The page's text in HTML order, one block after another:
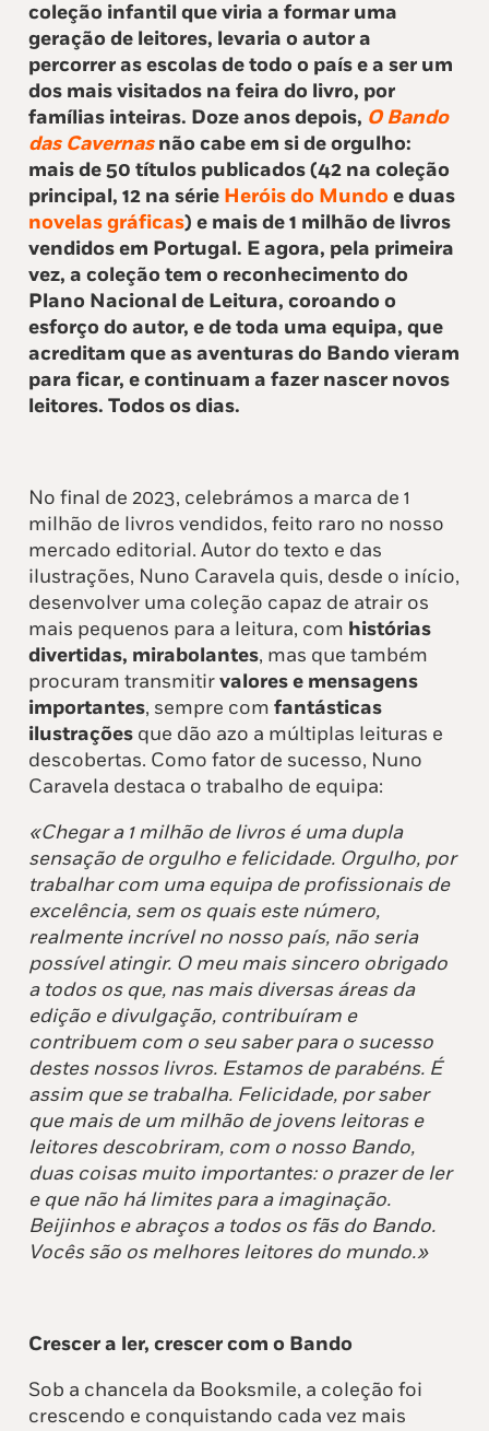
coleção infantil que viria a formar uma
geração de leitores, levaria o autor a
percorrer as escolas de todo o país e a ser um
dos mais visitados na feira do livro, por
famílias inteiras. Doze anos depois, O Bando
das Cavernasnão cabe em si de orgulho:
mais de 50 títulos publicados (42 na coleção
principal, 12 na série Heróis do Mundoe duas
novelas gráficas) e mais de 1 milhão de livros
vendidos em Portugal. E agora, pela primeira
vez, a coleção tem o reconhecimento do
Plano Nacional de Leitura, coroando o
esforço do autor, e de toda uma equipa, que
acreditam que as aventuras do Bando vieram
para ficar, e continuam a fazer nascer novos
leitores. Todos os dias.
No final de 2023, celebrámos a marca de 1
milhão de livros vendidos, feito raro no nosso
mercado editorial. Autor do texto e das
ilustrações, Nuno Caravela quis, desde o início,
desenvolver uma coleção capaz de atrair os
mais pequenos para a leitura, com histórias
divertidas, mirabolantes, mas que também
procuram transmitirvalores e mensagens
importantes, sempre com fantásticas
ilustrações que dão azo a múltiplas leituras e
descobertas. Como fator de sucesso, Nuno
Caravela destaca o trabalho de equipa:
«Chegar a 1 milhão de livros é uma dupla
sensação de orgulho e felicidade. Orgulho, por
trabalhar com uma equipa de profissionais de
excelência, sem os quais este número,
realmente incrível no nosso país, não seria
possível atingir. O meu mais sincero obrigado
a todos os que, nas mais diversas áreas da
edição e divulgação, contribuíram e
contribuem com o seu saber para o sucesso
destes nossos livros. Estamos de parabéns. É
assim que se trabalha. Felicidade, por saber
que mais de um milhão de jovens leitoras e
leitores descobriram, com o nosso Bando,
duas coisas muito importantes: o prazer de ler
e que não há limites para a imaginação.
Beijinhos e abraços a todos os fãs do Bando.
Vocês são os melhores leitores do mundo.»
Crescer a ler, crescer com o Bando
Sob a chancela da Booksmile, a coleção foi
crescendo e conquistando cada vez mais